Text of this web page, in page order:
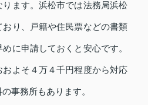
ります。浜松市では法務局浜松
り、戸籍や住民票などの書類
に申請しておくと安心です。
よそ４万４千円程度から対応
事務所もあります。